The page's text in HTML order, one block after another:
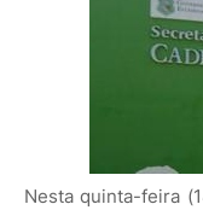
Nesta quinta-feira